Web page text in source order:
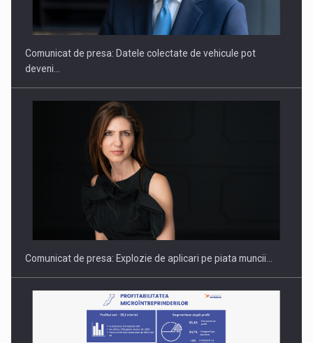
Hard Enduro Piatra Craiului 2026, fueled by benzinariile RO…
Comunicat de presa: Datele colectate de vehicule pot
deveni…
Comunicat de presa: Explozie de aplicari pe piata muncii…